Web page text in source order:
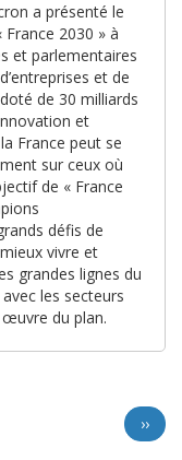
a présenté le
France 2030 » à
et parlementaires
et de
de 30 milliards
et
France peut se
sur ceux où
de « France
défis de
vivre et
grandes lignes du
les secteurs
du plan.
Page
››